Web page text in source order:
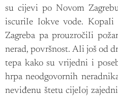
su cijevi po Novom
iscuriIe Iokve vode.
Zagreba pa prouzročiIi
nerad, površnost. AIi još od
tepa kako su vrijedni i
hrpa neodgovornih
neviđenu štetu cijeIoj